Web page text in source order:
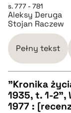
pobierz cytat
BIBTEX
s. 777 - 781
Aleksy Deruga
Stojan Raczew
Pełny tekst
CZYSTY TEKST
"Kronika
1935, t. 1-2",
1977 :